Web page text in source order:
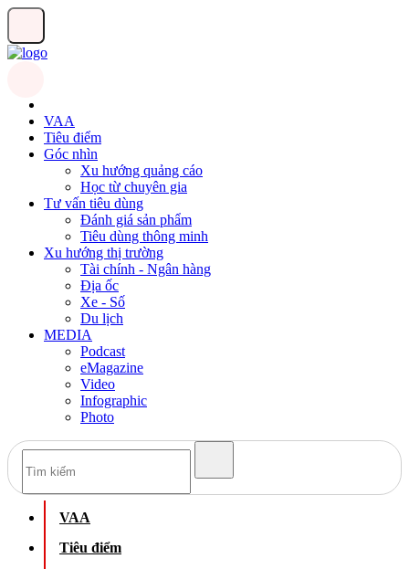
VAA
Tiêu điểm
Góc nhìn
Xu hướng quảng cáo
Học từ chuyên gia
Tư vấn tiêu dùng
Đánh giá sản phẩm
Tiêu dùng thông minh
Xu hướng thị trường
Tài chính - Ngân hàng
Địa ốc
Xe - Số
Du lịch
MEDIA
Podcast
eMagazine
Video
Infographic
Photo
VAA
Tiêu điểm